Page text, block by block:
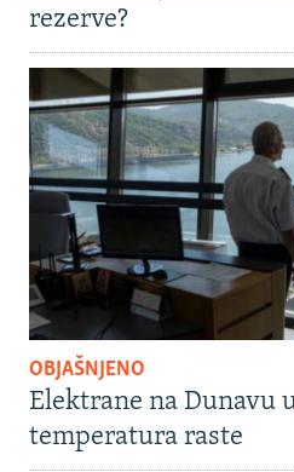
rezerve?
OBJAŠNJENO
Elektrane na Dunavu
temperatura raste